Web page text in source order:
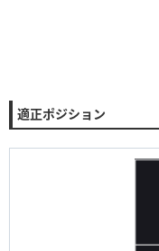
適正ポジション